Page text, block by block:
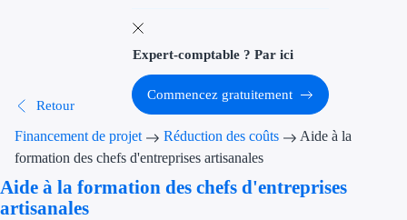
Thématiques
Financement
Expert-comptable ? Par ici
Commencez gratuitement
Retour
Financement de projet Réduction des coûts
Aide à la
formation des chefs d'entreprises artisanales
Aide à la formation des chefs d'entreprises
artisanales